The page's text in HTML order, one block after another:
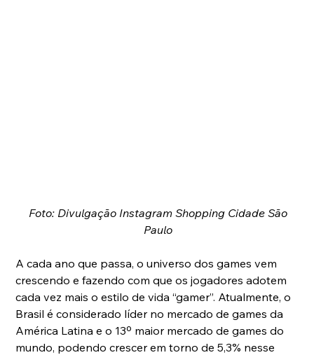
Foto: Divulgação Instagram Shopping Cidade São
Paulo
A cada ano que passa, o universo dos games vem
crescendo e fazendo com que os jogadores adotem
cada vez mais o estilo de vida “gamer”. Atualmente, o
Brasil é considerado líder no mercado de games da
América Latina e o 13º maior mercado de games do
mundo, podendo crescer em torno de 5,3% nesse